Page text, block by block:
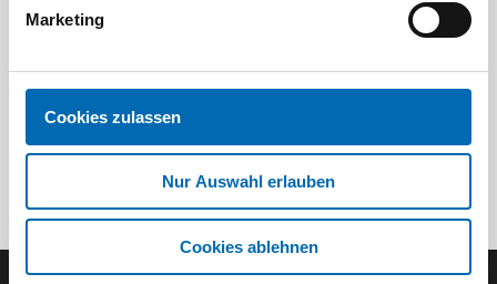
Marketing
Cookies zulassen
Nur Auswahl erlauben
Cookies ablehnen
Artikel-Nr.